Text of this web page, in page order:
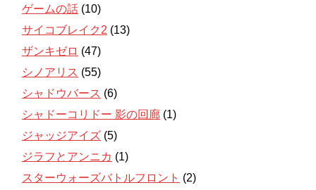
ゲームの話 (10)
サイコブレイク2 (13)
ザンキゼロ (47)
シノアリス (55)
シャドウバース (6)
シャドーコリドー 影の回廊 (1)
ジャッジアイズ (5)
ジラフとアンニカ (1)
スターウォーズバトルフロント (2)